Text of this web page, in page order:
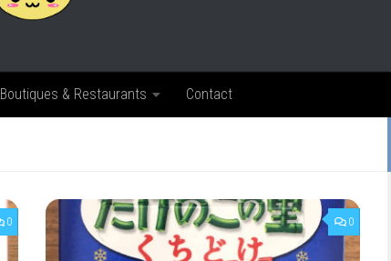
Boutiques & Restaurants Contact
0 0